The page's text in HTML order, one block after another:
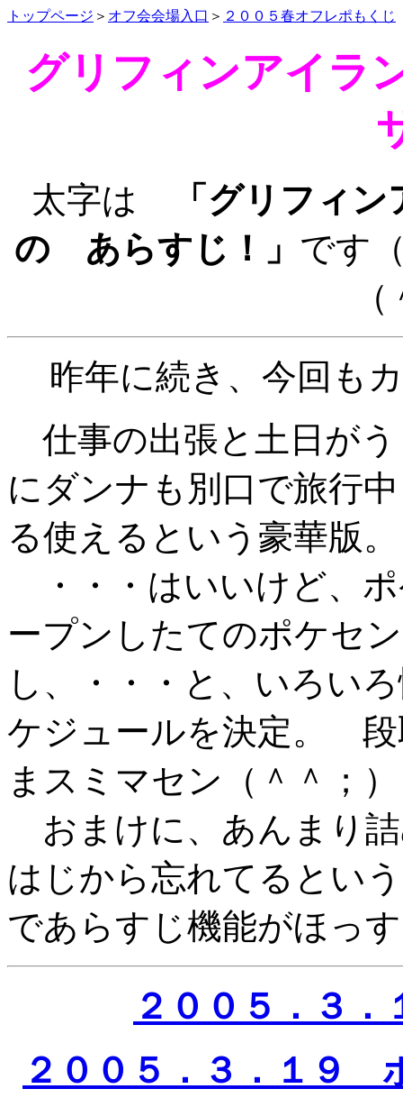
トップページ ＞ オフ会会場入口 ＞ ２００５春オフレポもくじ
グリフィンアイラ
太字は
「グリフィ
の あらすじ！」 です
昨年に続き、今回も
仕事の出張と土日が
にダンナも別口で旅行
る使えるという豪華版。
・・・はいいけど、
ープンしたてのポケセ
し、・・・と、いろい
ケジュールを決定。 段
まスミマセン（＾＾；）
おまけに、あんまり
はじから忘れてるとい
であらすじ機能がほっ
２００５．３
２００５．３．１９